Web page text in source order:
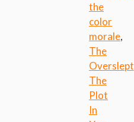
the
color
morale,
The
Overslept
The
Plot
In